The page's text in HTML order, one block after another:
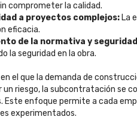
comprometer la calidad.
a proyectos complejos: La
eficacia.
de la normativa y
la seguridad en la obra.
en el que la demanda de
un riesgo, la subcontratación se
enfoque permite a cada
experimentados.